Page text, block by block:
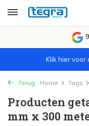
Klik hier voor
Terug Home Tags
Producten
mm x 300